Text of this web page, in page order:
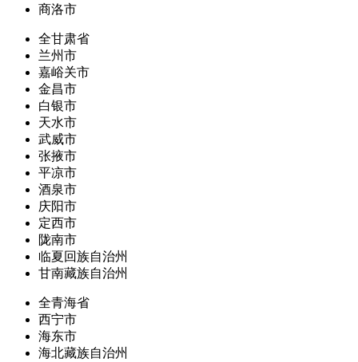
商洛市
全甘肃省
兰州市
嘉峪关市
金昌市
白银市
天水市
武威市
张掖市
平凉市
酒泉市
庆阳市
定西市
陇南市
临夏回族自治州
甘南藏族自治州
全青海省
西宁市
海东市
海北藏族自治州